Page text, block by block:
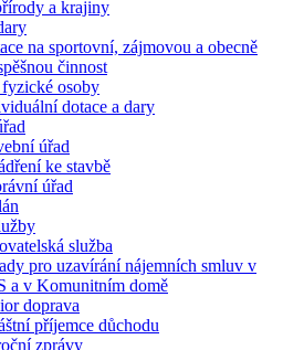
a krajiny
na sportovní, zájmovou a obecně
činnost
osoby
dotace a dary
úřad
ke stavbě
úřad
služba
pro uzavírání nájemních smluv v
a v Komunitním domě
doprava
příjemce důchodu
zprávy